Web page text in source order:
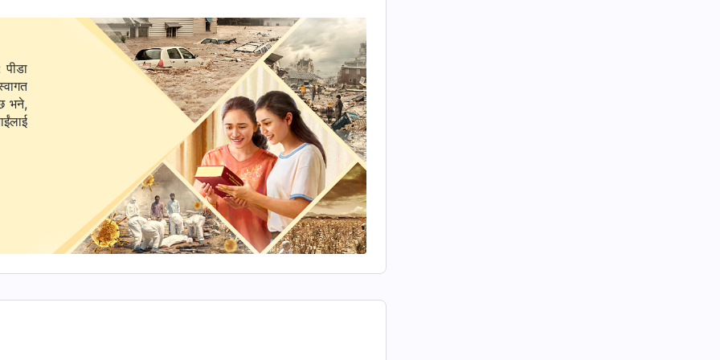
विकास गर्छन् र तिनीहरूमा प्रतिरोध उत्पन्न हुन्छ, अनि तिनीहरू
व्यस्तता हुँदैन, र मानिसहरूलाई कर्तव्य निर्वाह गर्न सजिलो बन्छ, र
कर्तव्य निभाउन सधैँ यति सजिलो हुने भए त गज्जब हुनेथ्यो।’ तिनीहरू
आरामको लोभ गर्छन्। के यस्ता मानिसहरू आफ्नो कर्तव्यनिर्वाहमा
हुन इच्छुक भएको दाबी गर्छन्, तर तिनीहरूको समर्पणमा सर्तहरू हुन्छन्—
मिल्‍नुपर्छ र त्यसले तिनीहरूलाई कुनै कठिनाइ भोगाउनु हुँदैन। यदि
गुनासै गुनासो गर्छन् र परमेश्‍वरविरुद्ध विद्रोह र विरोधसमेत गर्छन्।
हुन्। जब परमेश्‍वरका कार्यहरू तिनीहरूका धारणा र चाहनाहरूसित
तब तिनीहरू समर्पित हुन सक्छन्। तर यदि परमेश्‍वरको काम तिनीहरूका
सहनुपर्ने वा मूल्य चुकाउनुपर्ने हुन्छ भने, तिनीहरू समर्पित हुन सक्दैनन्।
भने,